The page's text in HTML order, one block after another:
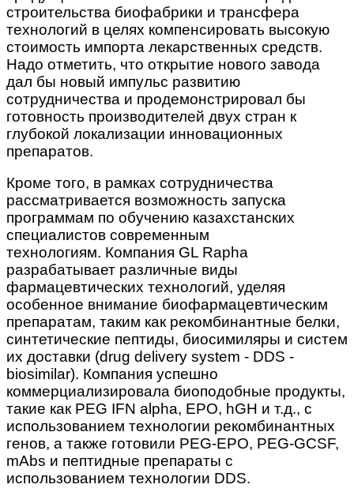
строительства биофабрики и трансфера
технологий в целях компенсировать высокую
стоимость импорта лекарственных средств.
Надо отметить, что открытие нового завода
дал бы новый импульс развитию
сотрудничества и продемонстрировал бы
готовность производителей двух стран к
глубокой локализации инновационных
препаратов.
Кроме того, в рамках сотрудничества
рассматривается возможность запуска
программам по обучению казахстанских
специалистов современным
технологиям. Компания GL Rapha
разрабатывает различные виды
фармацевтических технологий, уделяя
особенное внимание биофармацевтическим
препаратам, таким как рекомбинантные белки,
синтетические пептиды, биосимиляры и систем
их доставки (drug delivery system - DDS -
biosimilar). Компания успешно
коммерциализировала биоподобные продукты,
такие как PEG IFN alpha, EPO, hGH и т.д., с
использованием технологии рекомбинантных
генов, а также готовили PEG-EPO, PEG-GCSF,
mAbs и пептидные препараты с
использованием технологии DDS.